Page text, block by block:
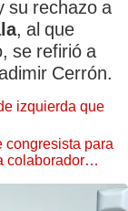
su rechazo a
, al que
se refirió a
Cerrón.
izquierda que
congresista para
colaborador